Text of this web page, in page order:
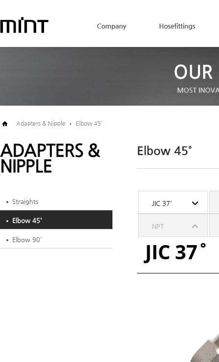
Adapters & Nipple Elbow 45˚
Straights
Elbow 45˚
Elbow 90˚
JIC 37˚
NPT
JIC 37˚